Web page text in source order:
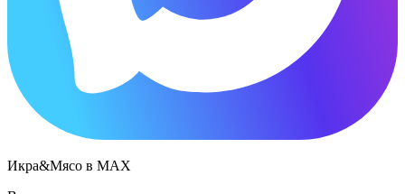
Икра&Мясо в МАХ